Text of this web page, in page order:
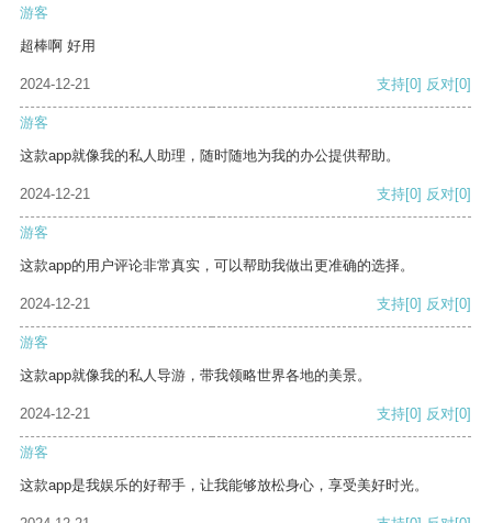
游客
超棒啊 好用
2024-12-21 支持[0] 反对[0]
游客
这款app就像我的私人助理，随时随地为我的办公提供帮助。
2024-12-21 支持[0] 反对[0]
游客
这款app的用户评论非常真实，可以帮助我做出更准确的选择。
2024-12-21 支持[0] 反对[0]
游客
这款app就像我的私人导游，带我领略世界各地的美景。
2024-12-21 支持[0] 反对[0]
游客
这款app是我娱乐的好帮手，让我能够放松身心，享受美好时光。